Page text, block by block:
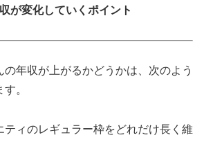
が変化していくポイント
年収が上がるかどうかは、次のよう
。
ティのレギュラー枠をどれだけ長く維